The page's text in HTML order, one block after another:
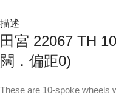
描述
田宮 22067 TH
闊．偏距0)
These are 10-spoke wheels